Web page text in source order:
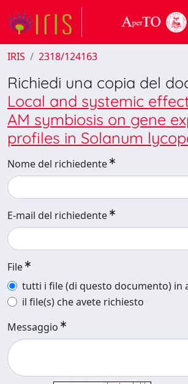
IRIS 2318/124163
Richiedi una copia del
Local and systemic
AM symbiosis on gene
profiles in Solanum
Nome del richiedente
E-mail del richiedente
File
tutti i file (di questo documento) in
il file(s) che avete richiesto
Messaggio